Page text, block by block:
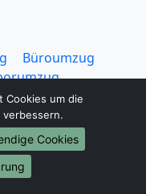
Büroumzug
Beiladung
Klaviertransport
Möbeltaxi
Cookies um die
Cookies